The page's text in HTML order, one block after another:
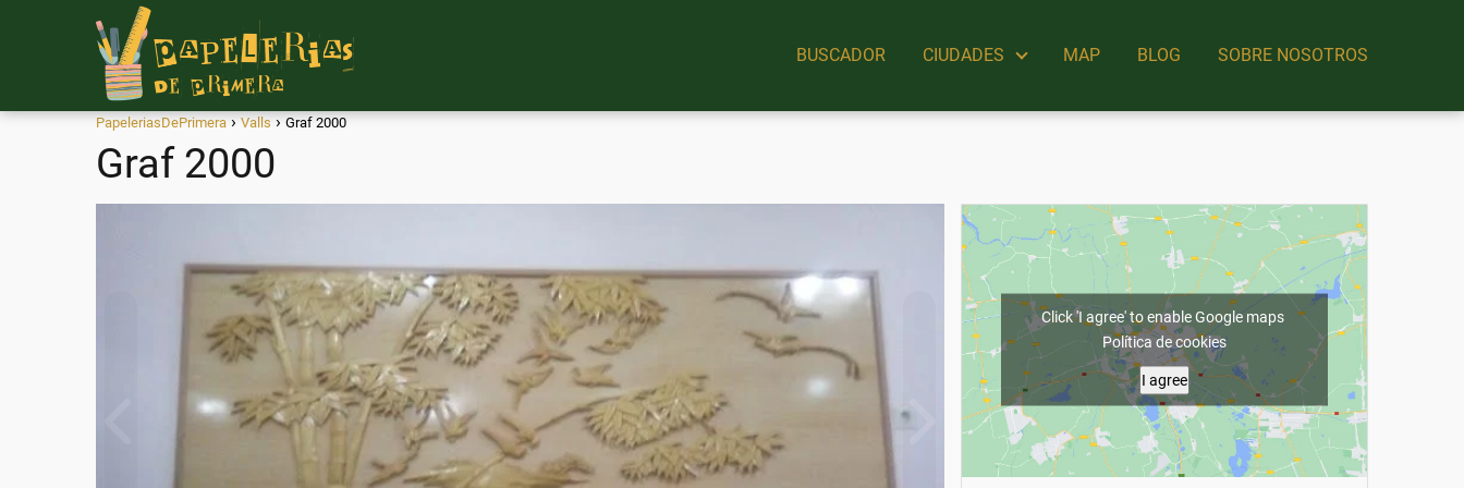
BUSCADOR CIUDADES MAP BLOG SOBRE NOSOTROS
PapeleriasDePrimera Valls Graf 2000
Graf 2000
Click 'I agree' to enable Google maps
Política de cookies
I agree